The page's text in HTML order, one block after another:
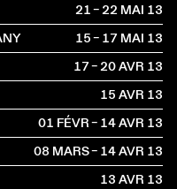
21 – 22 MAI2013
15 – 17 MAI2013
17 – 20 AVR2013
15 AVR2013
01 FÉVR – 14 AVR2013
08 MARS – 14 AVR2013
13 AVR2013